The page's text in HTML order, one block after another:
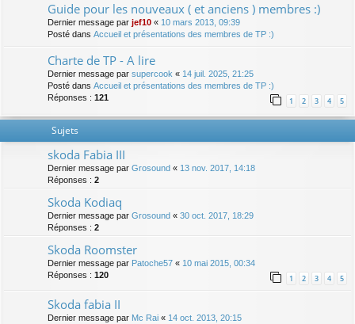
Guide pour les nouveaux ( et anciens ) membres :)
Dernier message par jef10 « 10 mars 2013, 09:39
Posté dans Accueil et présentations des membres de TP :)
Charte de TP - A lire
Dernier message par supercook « 14 juil. 2025, 21:25
Posté dans Accueil et présentations des membres de TP :)
Réponses : 121 1 2 3 4 5
Sujets
skoda Fabia III
Dernier message par Grosound « 13 nov. 2017, 14:18
Réponses : 2
Skoda Kodiaq
Dernier message par Grosound « 30 oct. 2017, 18:29
Réponses : 2
Skoda Roomster
Dernier message par Patoche57 « 10 mai 2015, 00:34
Réponses : 120 1 2 3 4 5
Skoda fabia II
Dernier message par Mc Rai « 14 oct. 2013, 20:15